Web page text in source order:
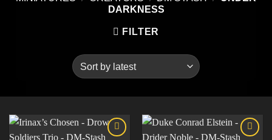
DARKNESS
FILTER